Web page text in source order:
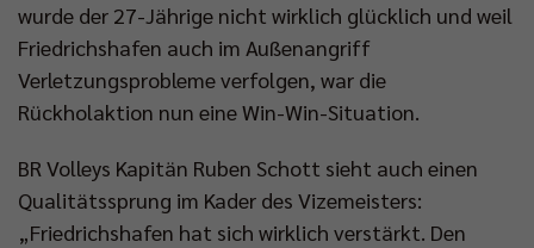
wurde der 27-Jährige nicht wirklich glücklich und weil
Friedrichshafen auch im Außenangriff
Verletzungsprobleme verfolgen, war die
Rückholaktion nun eine Win-Win-Situation.
BR Volleys Kapitän Ruben Schott sieht auch einen
Qualitätssprung im Kader des Vizemeisters:
„Friedrichshafen hat sich wirklich verstärkt. Den